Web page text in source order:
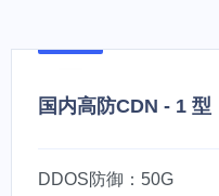
国内高防CDN - 1 型
DDOS防御：50G